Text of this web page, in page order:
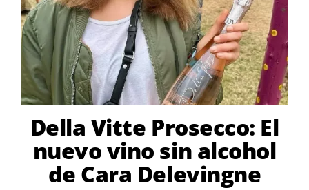
Della Vitte Prosecco: El
nuevo vino sin alcohol
de Cara Delevingne